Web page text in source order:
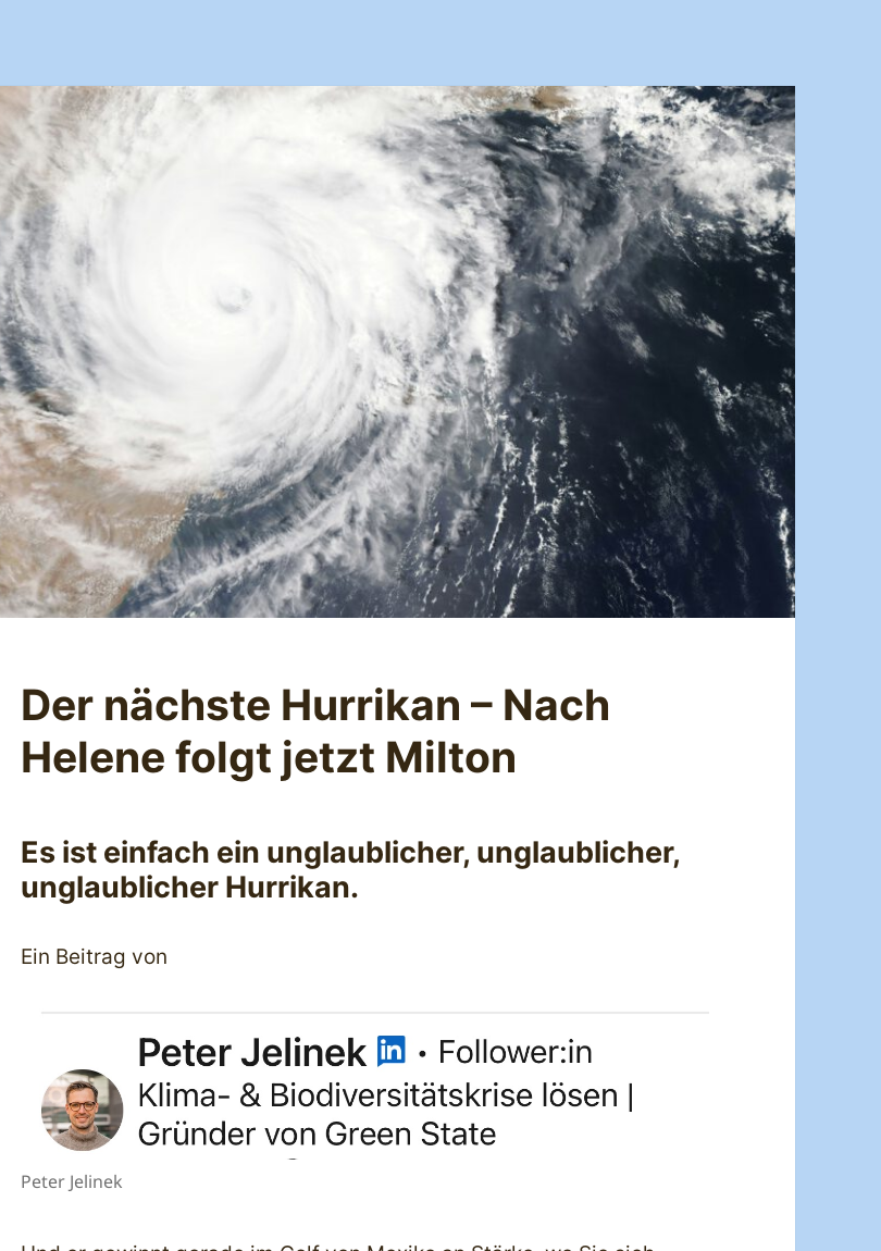
Der nächste Hurrikan – Nach
Helene folgt jetzt Milton
Es ist einfach ein unglaublicher, unglaublicher,
unglaublicher Hurrikan.
Ein Beitrag von
Peter Jelinek